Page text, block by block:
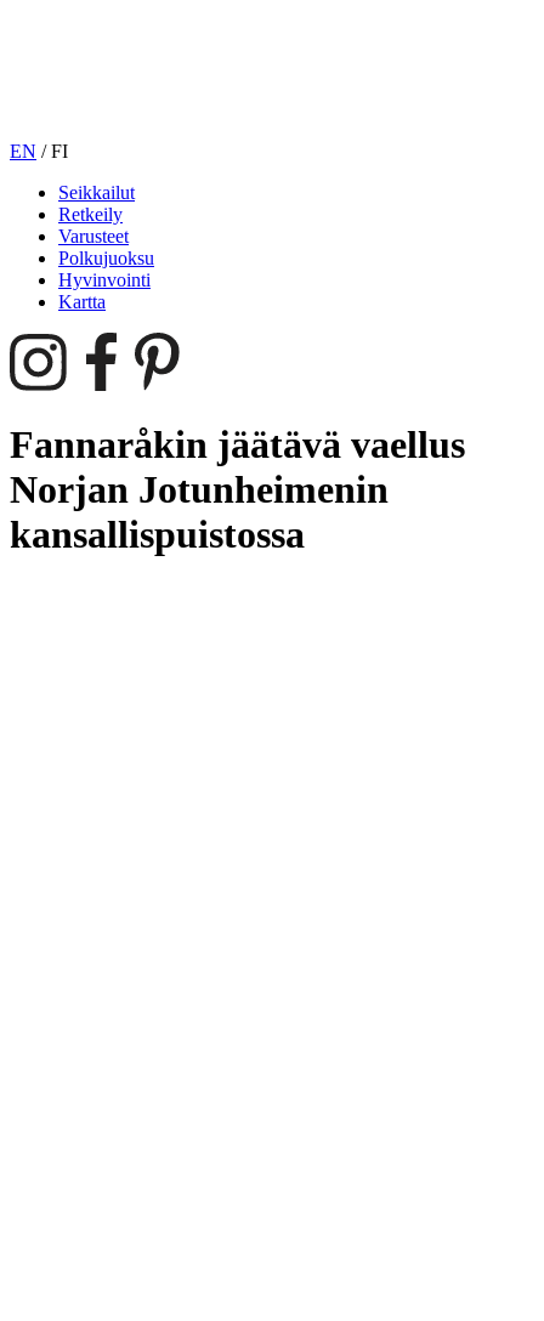
EN /FI
Seikkailut
Retkeily
Varusteet
Polkujuoksu
Hyvinvointi
Kartta
Fannaråkin jäätävä vaellus
Norjan Jotunheimenin
kansallispuistossa